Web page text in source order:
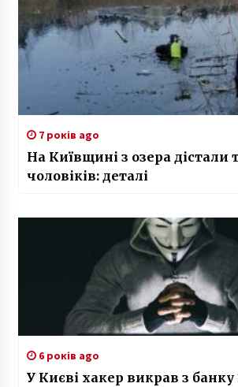
7 років ago
На Київщині з озера дістали
чоловіків: деталі
6 років ago
У Києві хакер викрав з банку